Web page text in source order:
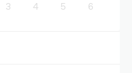
3 4 5 6